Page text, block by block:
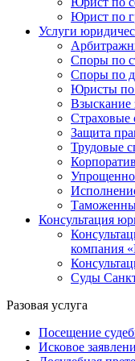
Юрист по
Услуги
Споры по
Споры по
Юристы по
Взыскание
Страховые
Защита
Трудовые
Консультация
компания
Суды
Разовая услуга
Посещение
Исковое